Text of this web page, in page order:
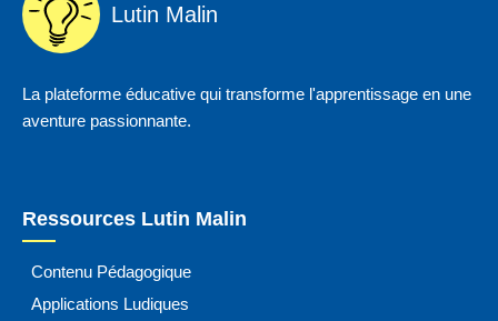
Lutin Malin
La plateforme éducative qui transforme l'apprentissage en une
aventure passionnante.
Ressources Lutin Malin
Contenu Pédagogique
Applications Ludiques